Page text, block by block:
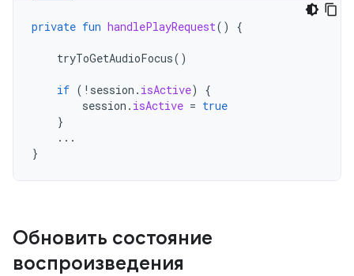
private fun handlePlayRequest() {
tryToGetAudioFocus()
if ( ! session . isActive)
{
session . isActive = true
}
...
}
Обновить состояние
воспроизведения